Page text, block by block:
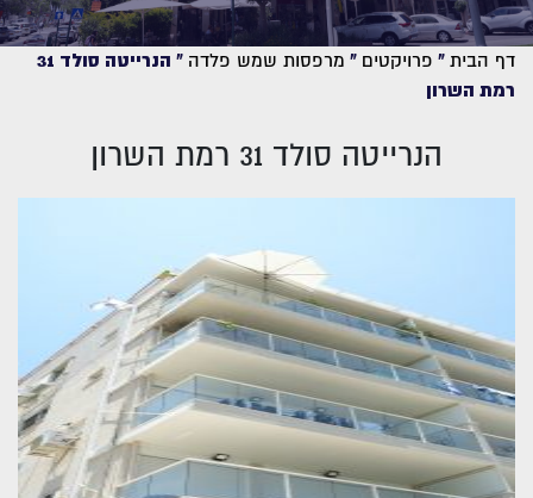
דף הבית » פרויקטים » מרפסות שמש פלדה »
הנרייטה סולד 31
רמת השרון
הנרייטה סולד 31 רמת השרון